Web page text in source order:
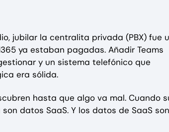
jubilar la centralita privada (PBX) fue
ya estaban pagadas. Añadir Teams
y un sistema telefónico que
era sólida.
hasta que algo va mal. Cuando
datos SaaS. Y los datos de SaaS